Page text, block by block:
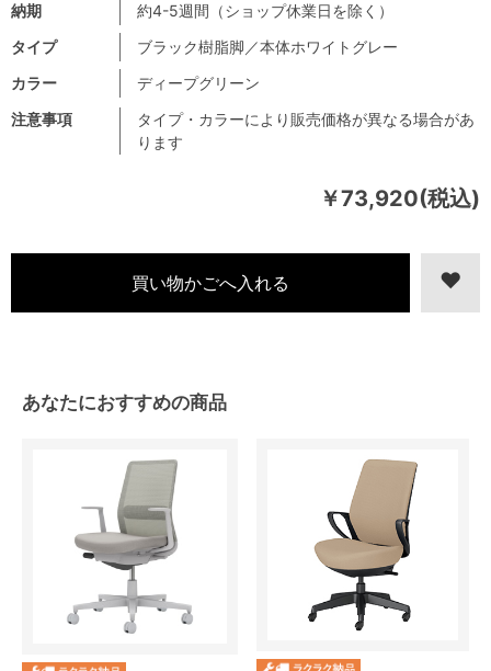
￥73,920(税込)
注意事項
タイプ・カラーにより販売価格が異なる場合があ
ります
納期
約4-5週間（ショップ休業日を除く）
タイプ
ブラック樹脂脚／本体ホワイトグレー
カラー
ディープグリーン
あなたにおすすめの商品